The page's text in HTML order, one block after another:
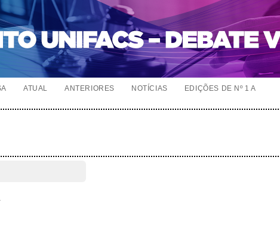
ATUAL ANTERIORES NOTÍCIAS
EDIÇÕES DE Nº 1 A